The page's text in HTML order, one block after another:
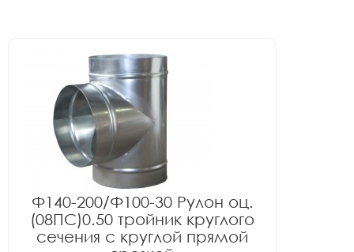
Ф140-200/Ф100-30 Рулон оц.
(08ПС)0.50 тройник круглого
сечения с круглой прямой